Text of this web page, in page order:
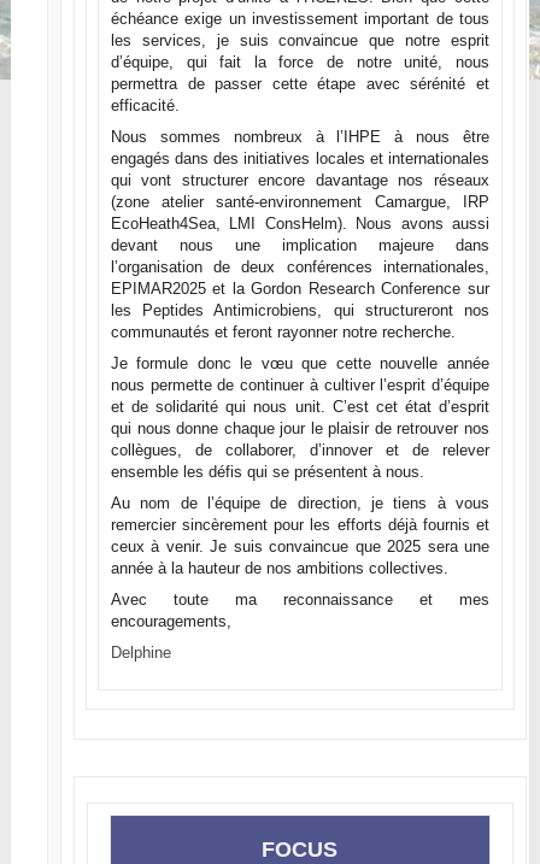
échéance exige un investissement important de tous
les services, je suis convaincue que notre esprit
d’équipe, qui fait la force de notre unité, nous
permettra de passer cette étape avec sérénité et
efficacité.
Nous sommes nombreux à l’IHPE à nous être
engagés dans des initiatives locales et internationales
qui vont structurer encore davantage nos réseaux
(zone atelier santé-environnement Camargue, IRP
EcoHeath4Sea, LMI ConsHelm). Nous avons aussi
devant nous une implication majeure dans
l’organisation de deux conférences internationales,
EPIMAR2025 et la Gordon Research Conference sur
les Peptides Antimicrobiens, qui structureront nos
communautés et feront rayonner notre recherche.
Je formule donc le vœu que cette nouvelle année
nous permette de continuer à cultiver l’esprit d’équipe
et de solidarité qui nous unit. C’est cet état d’esprit
qui nous donne chaque jour le plaisir de retrouver nos
collègues, de collaborer, d’innover et de relever
ensemble les défis qui se présentent à nous.
Au nom de l’équipe de direction, je tiens à vous
remercier sincèrement pour les efforts déjà fournis et
ceux à venir. Je suis convaincue que 2025 sera une
année à la hauteur de nos ambitions collectives.
Avec toute ma reconnaissance et mes
encouragements,
Delphine
FOCUS